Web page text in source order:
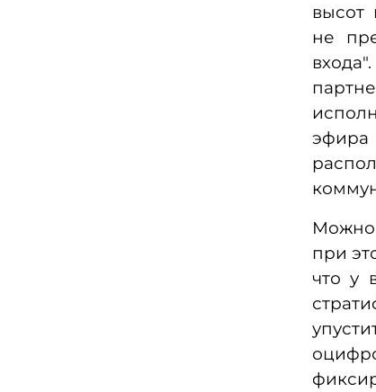
высот
не
Можно
при
что у